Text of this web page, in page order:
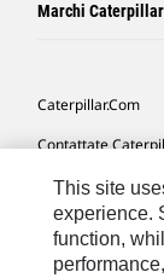
Marchi Caterpillar
Caterpillar.com
Contattate
Le Mie
Mappa Del Sito
Cookie Settings
This site
experience.
function,